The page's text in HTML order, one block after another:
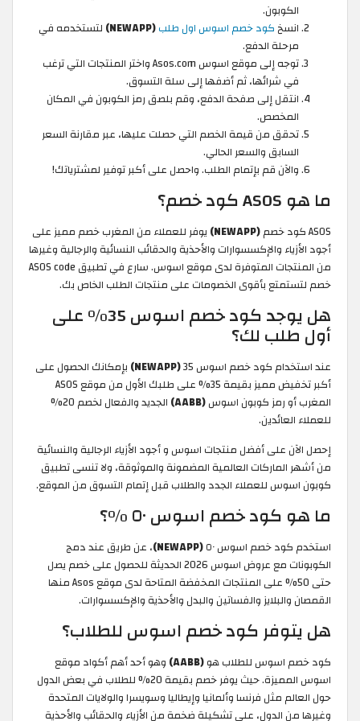
الكوبون.
انسخ كود خصم اسوس اول طلب(NEWAPP)
لتستخدمه في
مرحلة الدفع.
توجه إلى موقع اسوس Asos.com واختر المنتجات التي ترغب
في شرائها، ثم أضفها إلى سلة التسوق.
انتقل إلى صفحة الدفع، وقم بلصق رمز الكوبون في المكان
المخصص.
تحقق من قيمة الخصم التي حصلت عليها، عبر مقارنة السعر
السابق والسعر الحالي.
والآن قم بإتمام الطلب. واحصل على أكبر توفير لمشترياتك!
ما هو ASOS كود خصم؟
ASOS كود خصم (NEWAPP)
يوفر للعملاء من المغرب خصم مميز على
أجود الأزياء والإكسسوارات والأحذية والحقائب النسائية والرجالية وغيرها
من المنتجات المتوفرة لدى موقع اسوس. سارع في تطبيق ASOS code
خصم لتستمتع بأقوى الخصومات على منتجات الطلب الخاص بك.
هل يوجد كود خصم اسوس 35% على
أول طلب لك؟
عند استخدام كود خصم اسوس 35 (NEWAPP)
بإمكانك الحصول على
أكبر تخفيض مميز بقيمة 35% على طلبك الأول من موقع ASOS
المغرب أو رمز كوبون اسوس(AABB)
الجديد والفعال لخصم 20%
للعملاء العائدين.
إحصل الآن على أفضل منتجات اسوس و أجود الأزياء الرجالية والنسائية
من أشهر الماركات العالمية المضمونة والموثوقة، ولا تنسى تطبيق
كوبون اسوس للعملاء الجدد والطلاب قبل إتمام التسوق من الموقع.
ما هو كود خصم اسوس ٥٠ %؟
استخدم كود خصم اسوس ٥٠ (NEWAPP)
، عن طريق عند دمج
الكوبونات مع عروض اسوس 2026 الحديثة للحصول على خصم يصل
حتى 50% على المنتجات المخفضة المتاحة لدى موقع Asos منها
القمصان والبلايز والفساتين والبدل والأحذية والإكسسوارات.
هل يتوفر كود خصم اسوس للطلاب؟
كود خصم اسوس للطلاب هو(AABB)
وهو أحد أهم أكواد موقع
اسوس المميزة. حيث يوفر خصم بقيمة 20% للطلاب في بعض الدول
حول العالم مثل فرنسا وألمانيا وإيطاليا وسويسرا والولايات المتحدة
وغيرها من الدول، على تشكيلة ضخمة من الأزياء والحقائب والأحذية